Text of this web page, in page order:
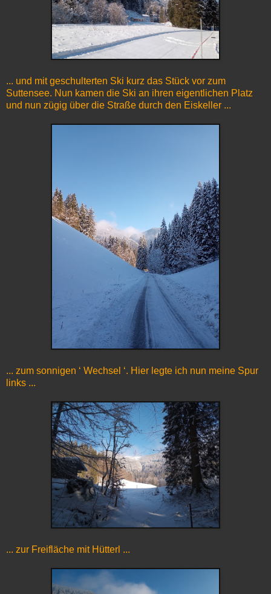
... und mit geschulterten Ski kurz das Stück vor zum
Suttensee. Nun kamen die Ski an ihren eigentlichen Platz
und nun zügig über die Straße durch den Eiskeller ...
... zum sonnigen ‘ Wechsel ‘. Hier legte ich nun meine Spur
links ...
... zur Freifläche mit Hütterl ...